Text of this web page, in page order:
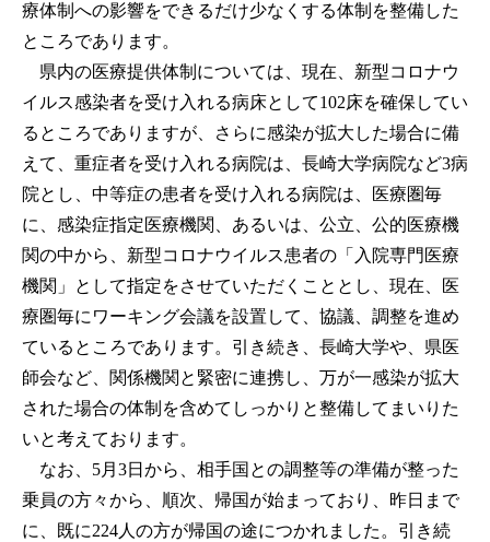
療体制への影響をできるだけ少なくする体制を整備した
ところであります。
県内の医療提供体制については、現在、新型コロナウ
イルス感染者を受け入れる病床として102床を確保してい
るところでありますが、さらに感染が拡大した場合に備
えて、重症者を受け入れる病院は、長崎大学病院など3病
院とし、中等症の患者を受け入れる病院は、医療圏毎
に、感染症指定医療機関、あるいは、公立、公的医療機
関の中から、新型コロナウイルス患者の「入院専門医療
機関」として指定をさせていただくこととし、現在、医
療圏毎にワーキング会議を設置して、協議、調整を進め
ているところであります。引き続き、長崎大学や、県医
師会など、関係機関と緊密に連携し、万が一感染が拡大
された場合の体制を含めてしっかりと整備してまいりた
いと考えております。
なお、5月3日から、相手国との調整等の準備が整った
乗員の方々から、順次、帰国が始まっており、昨日まで
に、既に224人の方が帰国の途につかれました。引き続